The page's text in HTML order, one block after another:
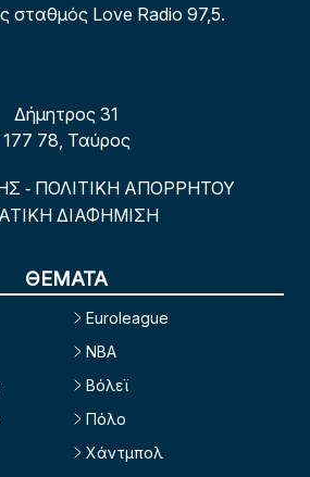
σταθμός Love Radio 97,5.
Δήμητρος 31
177 78, Ταύρος
- ΠΟΛΙΤΙΚΗ ΑΠΟΡΡΗΤΟΥ
ΔΙΑΦΗΜΙΣΗ
ΘΕΜΑΤΑ
Euroleague
NBA
Βόλεϊ
Πόλο
Χάντμπολ